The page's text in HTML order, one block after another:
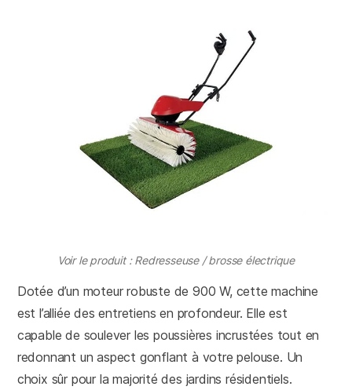
Voir le produit : Redresseuse / brosse électrique
Dotée d’un moteur robuste de 900 W, cette machine
est l’alliée des entretiens en profondeur. Elle est
capable de soulever les poussières incrustées tout en
redonnant un aspect gonflant à votre pelouse. Un
choix sûr pour la majorité des jardins résidentiels.